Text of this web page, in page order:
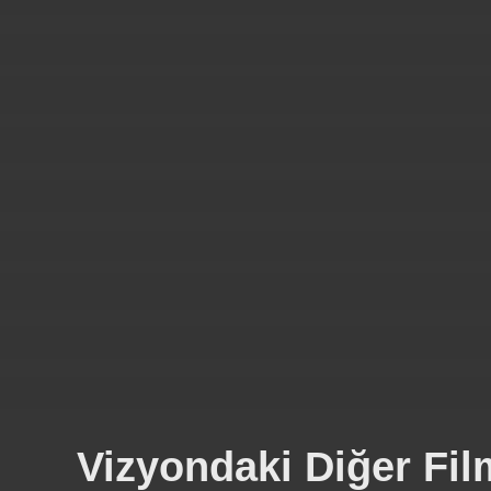
Vizyondaki Diğer